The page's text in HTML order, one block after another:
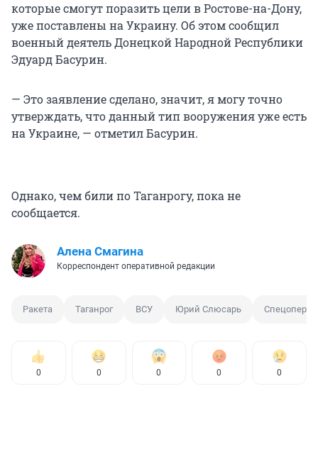
которые смогут поразить цели в Ростове-на-Дону,
уже поставлены на Украину. Об этом сообщил
военный деятель Донецкой Народной Республики
Эдуард Басурин.
— Это заявление сделано, значит, я могу точно
утверждать, что данный тип вооружения уже есть
на Украине, — отметил Басурин.
Однако, чем били по Таганрогу, пока не
сообщается.
Алена Смагина
Корреспондент оперативной редакции
Ракета Таганрог ВСУ Юрий Слюсарь
0 0 0 0 0